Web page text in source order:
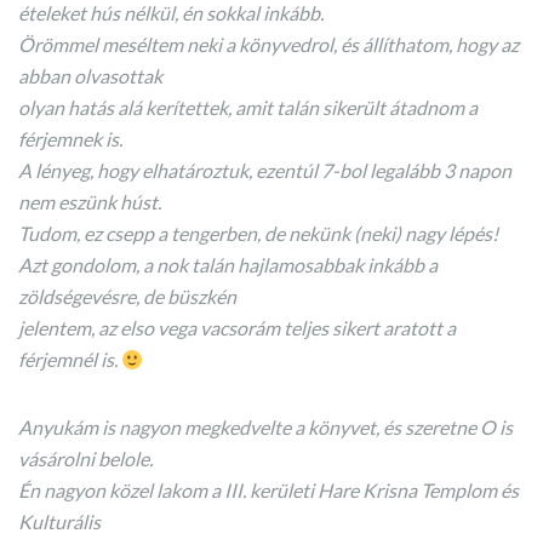
ételeket hús nélkül, én sokkal inkább.
Örömmel meséltem neki a könyvedrol, és állíthatom, hogy az
abban olvasottak
olyan hatás alá kerítettek, amit talán sikerült átadnom a
férjemnek is.
A lényeg, hogy elhatároztuk, ezentúl 7-bol legalább 3 napon
nem eszünk húst.
Tudom, ez csepp a tengerben, de nekünk (neki) nagy lépés!
Azt gondolom, a nok talán hajlamosabbak inkább a
zöldségevésre, de büszkén
jelentem, az elso vega vacsorám teljes sikert aratott a
férjemnél is.
Anyukám is nagyon megkedvelte a könyvet, és szeretne O is
vásárolni belole.
Én nagyon közel lakom a III. kerületi Hare Krisna Templom és
Kulturális